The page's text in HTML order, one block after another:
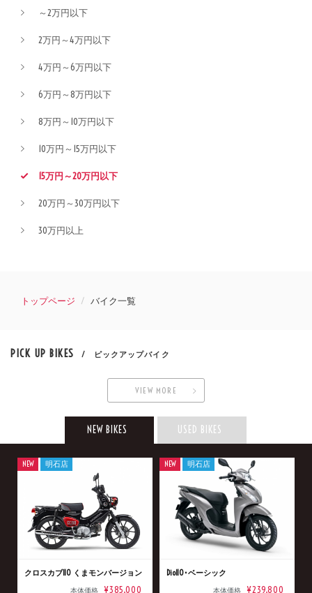
～2万円以下
2万円～4万円以下
4万円～6万円以下
6万円～8万円以下
8万円～10万円以下
10万円～15万円以下
15万円～20万円以下
20万円～30万円以下
30万円以上
トップページ バイク一覧
PICK UP BIKES / ピックアップバイク
VIEW MORE
NEW BIKES USED BIKES
クロスカブ110 くまモンバージョン
本体価格 ¥385,000
NEW 明石店
Dio110･ベーシック
本体価格 ¥239,800
NEW 明石店